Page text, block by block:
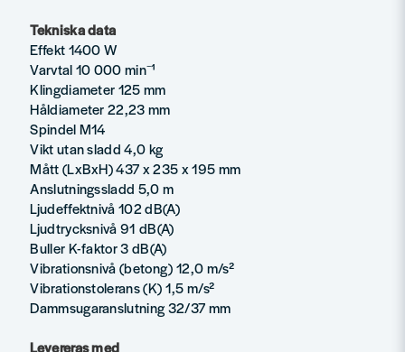
Tekniska data
Effekt 1400 W
Varvtal 10 000 min⁻¹
Klingdiameter 125 mm
Håldiameter 22,23 mm
Spindel M14
Vikt utan sladd 4,0 kg
Mått (LxBxH) 437 x 235 x 195 mm
Anslutningssladd 5,0 m
Ljudeffektnivå 102 dB(A)
Ljudtrycksnivå 91 dB(A)
Buller K-faktor 3 dB(A)
Vibrationsnivå (betong) 12,0 m/s²
Vibrationstolerans (K) 1,5 m/s²
Dammsugaranslutning 32/37 mm
Levereras med